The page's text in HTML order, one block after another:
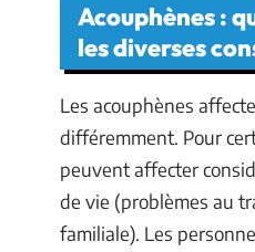
Acouphènes :
les diverses
Les acouphènes
différemment. Pour
peuvent affecter
de vie (problèmes au
familiale). Les